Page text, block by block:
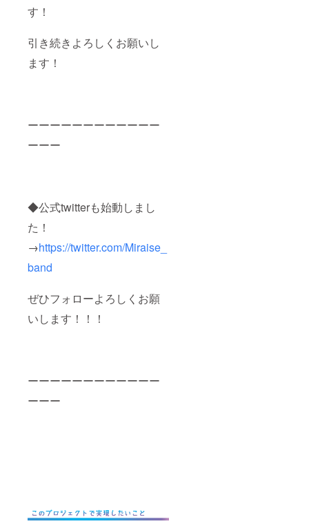
す！
引き続きよろしくお願いし
ます！
ーーーーーーーーーーーー
ーーー
◆公式twitterも始動しまし
た！
→https://twitter.com/Miraise_
band
ぜひフォローよろしくお願
いします！！！
ーーーーーーーーーーーー
ーーー